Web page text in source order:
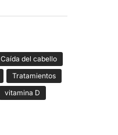
Caída del cabello
Tratamientos
vitamina D